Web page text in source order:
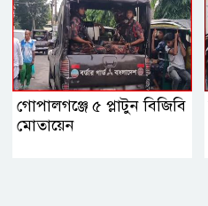
গোপালগঞ্জে ৫ প্লাটুন বিজিবি
মোতায়েন